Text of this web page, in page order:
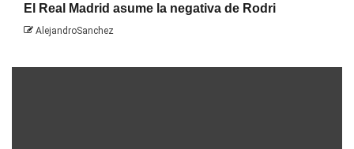
El Real Madrid asume la negativa de Rodri
AlejandroSanchez